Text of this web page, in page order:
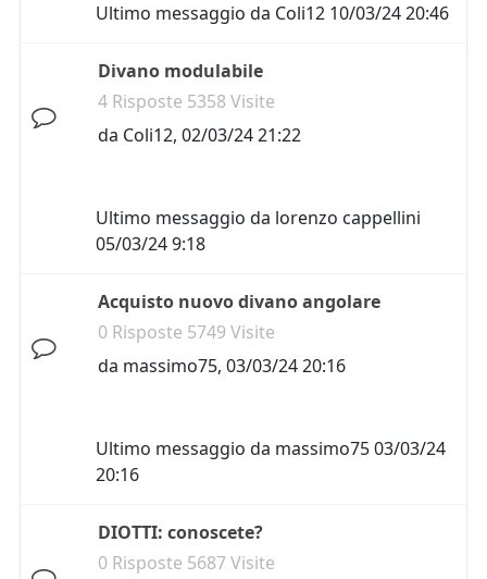
Ultimo messaggio da Coli12 10/03/24 20:46
Divano modulabile
4 Risposte 5358 Visite
da Coli12, 02/03/24 21:22
Ultimo messaggio da lorenzo cappellini
05/03/24 9:18
Acquisto nuovo divano angolare
0 Risposte 5749 Visite
da massimo75, 03/03/24 20:16
Ultimo messaggio da massimo7503/03/24
20:16
DIOTTI: conoscete?
0 Risposte 5687 Visite